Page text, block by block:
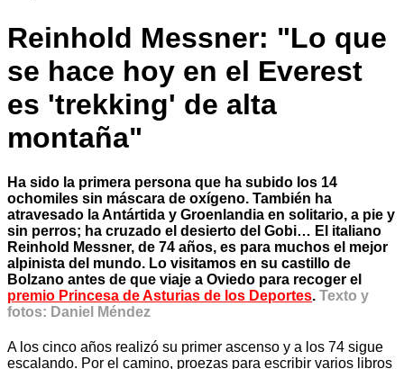
Reinhold Messner: "Lo que
se hace hoy en el Everest
es 'trekking' de alta
montaña"
Ha sido la primera persona que ha subido los 14
ochomiles sin máscara de oxígeno. También ha
atravesado la Antártida y Groenlandia en solitario, a pie y
sin perros; ha cruzado el desierto del Gobi… El italiano
Reinhold Messner, de 74 años, es para muchos el mejor
alpinista del mundo. Lo visitamos en su castillo de
Bolzano antes de que viaje a Oviedo para recoger el
premio Princesa de Asturias de los Deportes. Texto y
fotos: Daniel Méndez
A los cinco años realizó su primer ascenso y a los 74 sigue
escalando. Por el camino, proezas para escribir varios libros